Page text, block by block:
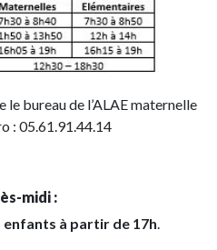
le bureau de l’ALAE maternelle
: 05.61.91.44.14
midi :
à partir de 17h.